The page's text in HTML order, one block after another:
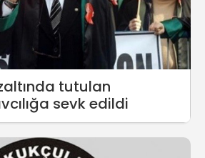
tutulan
sevk edildi